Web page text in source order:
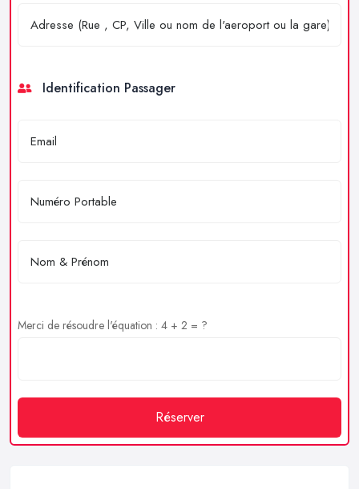
Identification Passager
Merci de résoudre l'équation : 4 + 2 = ?
Réserver